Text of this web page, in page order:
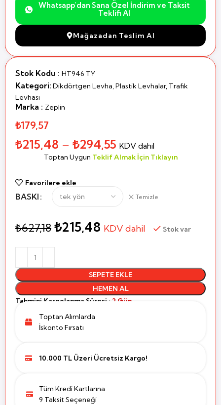
Whatsapp'dan Sana Özel İndirim ve Taksit
Teklifi Al
Mağazadan Teslim Al
Stok Kodu : HT946 TY
Kategori: Dikdörtgen Levha,Plastik Levhalar, Trafik
Levhası
Marka : Zeplin
₺179,57
₺215,48 – ₺294,55 KDV dahil
Toptan Uygun Teklif Almak İçin Tıklayın
Favorilere ekle
BASKI Temizle
₺627,18 ₺215,48 KDV dahil Stok var
SEPETE EKLE
HEMEN AL
Tahmini Kargolanma Süresi : 2 Gün
Toptan Alımlarda
İskonto Fırsatı
10.000 TL Üzeri Ücretsiz Kargo!
Tüm Kredi Kartlarına
9 Taksit Seçeneği